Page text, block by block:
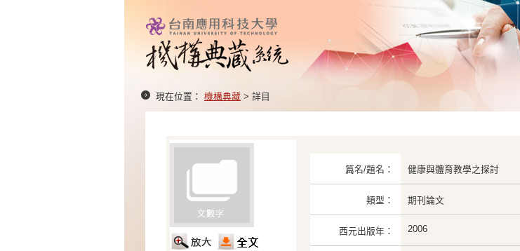
現在位置： 機構典藏 > 詳目
篇名/題名： 健康與體育教學之探討
類型： 期刊論文
西元出版年： 2006